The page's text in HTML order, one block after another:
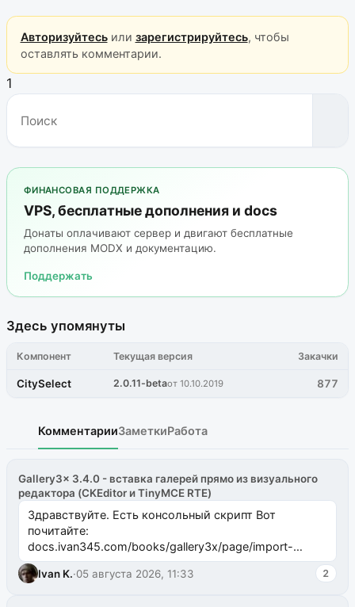
Авторизуйтесьили зарегистрируйтесь, чтобы
оставлять комментарии.
1
ФИНАНСОВАЯ ПОДДЕРЖКА
VPS, бесплатные дополнения и docs
Донаты оплачивают сервер и двигают бесплатные
дополнения MODX и документацию.
Поддержать
Здесь упомянуты
Компонент Текущая версия Закачки
CitySelect 2.0.11-betaот 10.10.2019 877
КомментарииЗаметкиРабота
Gallery3x 3.4.0 - вставка галерей прямо из визуального
редактора (CKEditor и TinyMCE RTE)
Здравствуйте. Есть консольный скрипт Вот
почитайте:
docs.ivan345.com/books/gallery3x/page/import-
ms2galleryphp
Ivan K.·05 августа 2026, 11:33 2